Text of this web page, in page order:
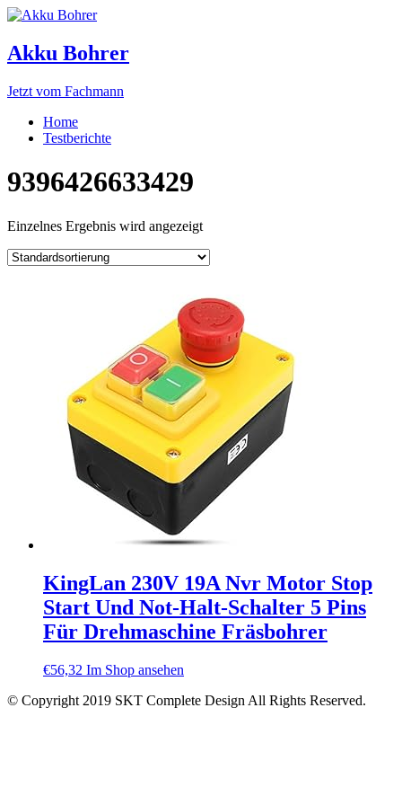
Akku Bohrer
Jetzt vom Fachmann
Home
Testberichte
9396426633429
Einzelnes Ergebnis wird angezeigt
KingLan 230V 19A Nvr Motor Stop
Start Und Not-Halt-Schalter 5 Pins
Für Drehmaschine Fräsbohrer
€56,32 Im Shop ansehen
© Copyright 2019 SKT Complete Design All Rights Reserved.